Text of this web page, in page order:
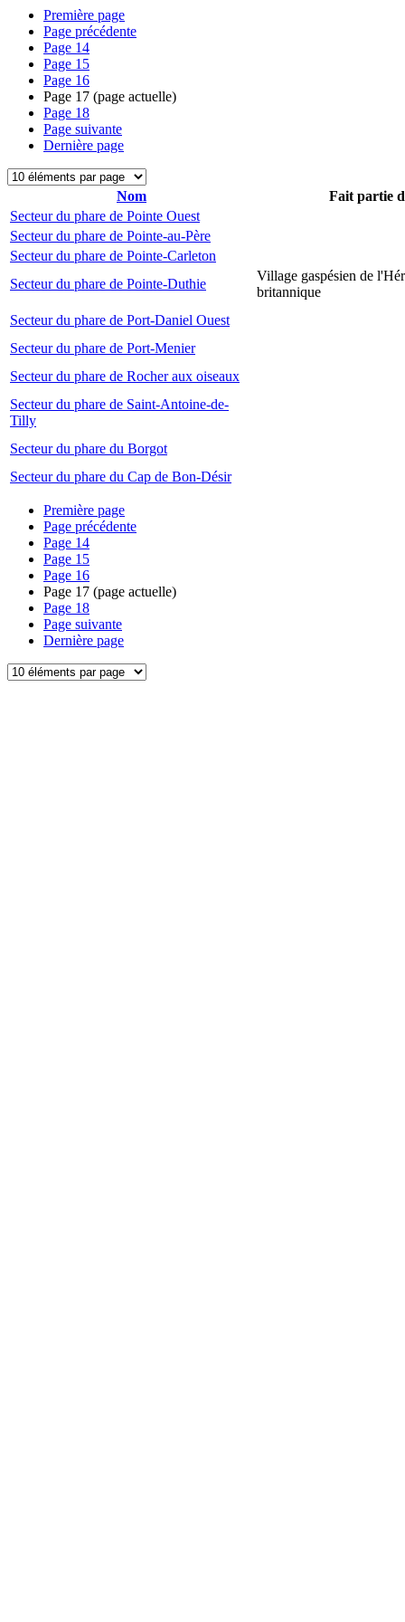
Première page
Page précédente
Page 14
Page 15
Page 16
Page 17 (page actuelle)
Page 18
Page suivante
Dernière page
Nom
Fait partie
Secteur du phare de Pointe Ouest
Secteur du phare de Pointe-au-Père
Secteur du phare de Pointe-Carleton
Secteur du phare de Pointe-Duthie
Village gaspésien de
britannique
Secteur du phare de Port-Daniel Ouest
Secteur du phare de Port-Menier
Secteur du phare de Rocher aux oiseaux
Secteur du phare de Saint-Antoine-de-
Tilly
Secteur du phare du Borgot
Secteur du phare du Cap de Bon-Désir
Première page
Page précédente
Page 14
Page 15
Page 16
Page 17 (page actuelle)
Page 18
Page suivante
Dernière page